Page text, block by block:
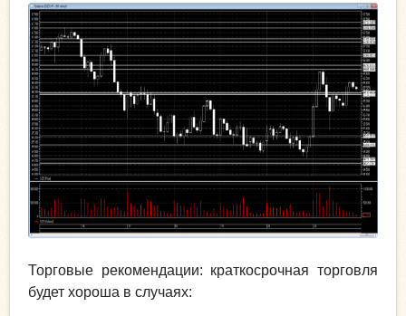
Торговые рекомендации: краткосрочная торговля
будет хороша в случаях: